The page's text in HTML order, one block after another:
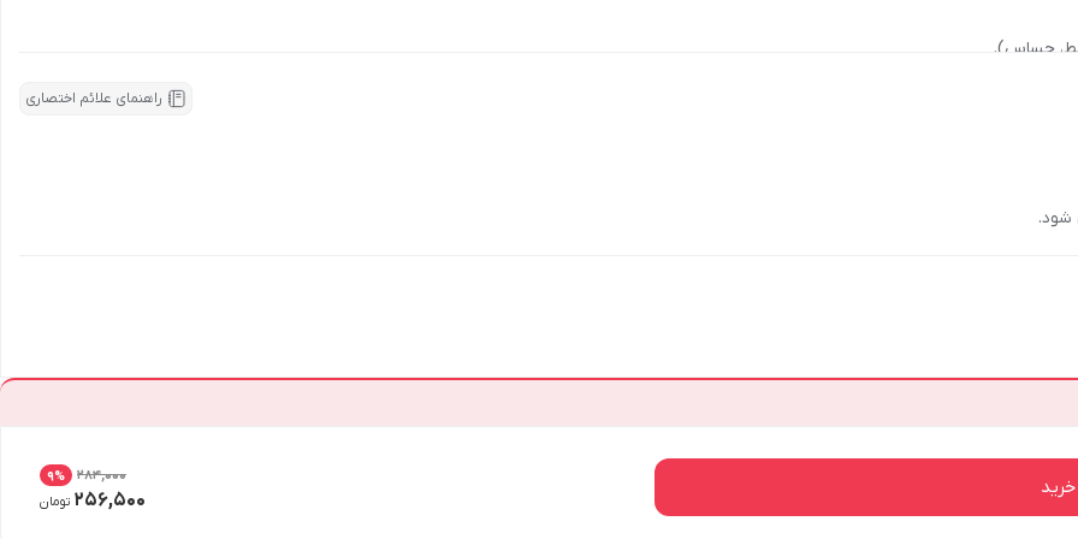
حساس).
راهنمای علائم اختصاری
شود.
284,000
9%
256,500 تومان